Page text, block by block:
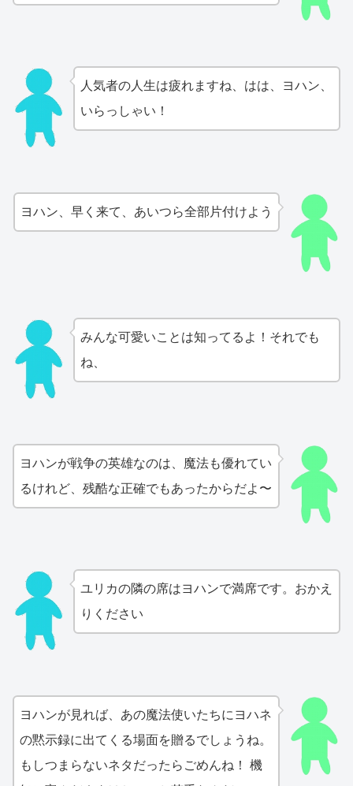
人気者の人生は疲れますね、はは、ヨハン、
いらっしゃい！
ヨハン、早く来て、あいつら全部片付けよう
みんな可愛いことは知ってるよ！それでも
ね、
ヨハンが戦争の英雄なのは、魔法も優れてい
るけれど、残酷な正確でもあったからだよ〜
ユリカの隣の席はヨハンで満席です。おかえ
りください
ヨハンが見れば、あの魔法使いたちにヨハネ
の黙示録に出てくる場面を贈るでしょうね。
もしつまらないネタだったらごめんね！ 機